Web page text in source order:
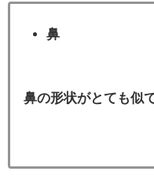
鼻
鼻の形状がとても似